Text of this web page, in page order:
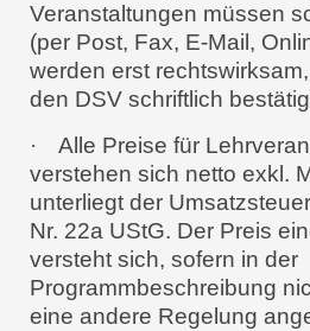
Veranstaltungen müssen
(per Post, Fax, E-Mail,
werden erst
den DSV schriftlich
·
Alle Preise für
verstehen sich netto exkl.
unterliegt der
Nr. 22a UStG. Der Preis
versteht sich, sofern in der
Programmbeschreibung
eine andere Regelung